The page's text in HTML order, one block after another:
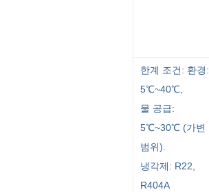
한계 조건: 환경:
5℃~40℃,
물 공급:
5℃~30℃ (가변
범위).
냉각제: R22,
R404A